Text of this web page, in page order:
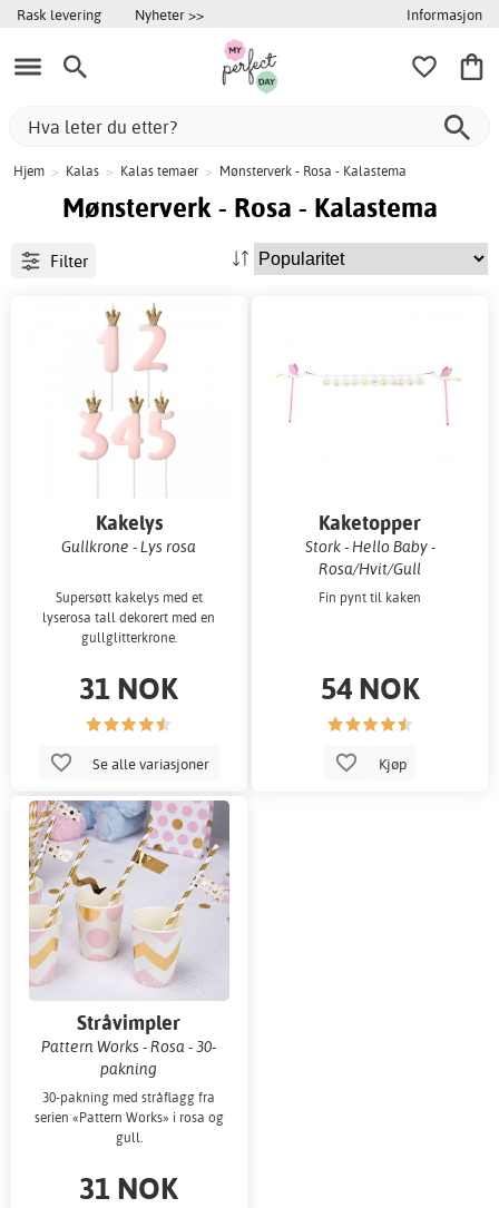
Rask levering Nyheter >> Informasjon
Hjem > Kalas > Kalas temaer > Mønsterverk - Rosa - Kalastema
Mønsterverk - Rosa - Kalastema
Filter
Kakelys
Gullkrone - Lys rosa
Supersøtt kakelys med et
lyserosa tall dekorert med en
gullglitterkrone.
31 NOK
Se alle variasjoner
Kaketopper
Stork - Hello Baby -
Rosa/Hvit/Gull
Fin pynt til kaken
54 NOK
Kjøp
Stråvimpler
Pattern Works - Rosa - 30-
pakning
30-pakning med stråflagg fra
serien «Pattern Works» i rosa og
gull.
31 NOK